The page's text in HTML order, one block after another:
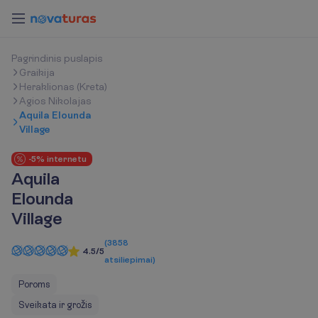
Pagrindinis puslapis
Graikija
Heraklionas (Kreta)
Agios Nikolajas
Aquila Elounda
Village
-5% internetu
Aquila
Elounda
Village
4.5/5
(3858
atsiliepimai)
Poroms
Sveikata ir grožis